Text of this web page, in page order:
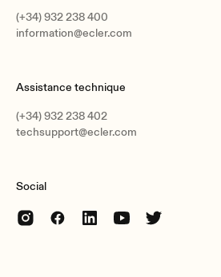
Soutien et communauté
(+34) 932 238 400
information@ecler.com
Assistance technique
(+34) 932 238 402
techsupport@ecler.com
Social